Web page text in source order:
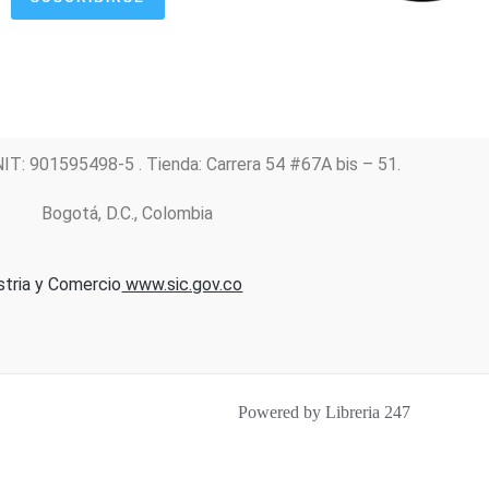
901595498-5 . Tienda: Carrera 54 #67A bis – 51.
Bogotá, D.C., Colombia
y Comercio www.sic.gov.co
Powered by Libreria 247